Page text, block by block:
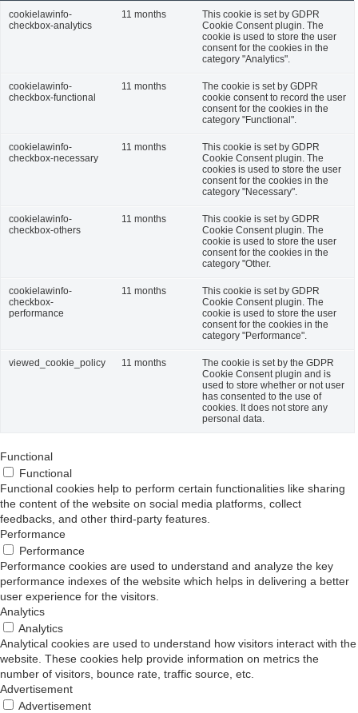
cookielawinfo-
checkbox-analytics
11 months
This cookie is set by GDPR
Cookie Consent plugin. The
cookie is used to store the user
consent for the cookies in the
category "Analytics".
cookielawinfo-
checkbox-functional
11 months
The cookie is set by GDPR
cookie consent to record the user
consent for the cookies in the
category "Functional".
cookielawinfo-
checkbox-necessary
11 months
This cookie is set by GDPR
Cookie Consent plugin. The
cookies is used to store the user
consent for the cookies in the
category "Necessary".
cookielawinfo-
checkbox-others
11 months
This cookie is set by GDPR
Cookie Consent plugin. The
cookie is used to store the user
consent for the cookies in the
category "Other.
cookielawinfo-
checkbox-
performance
11 months
This cookie is set by GDPR
Cookie Consent plugin. The
cookie is used to store the user
consent for the cookies in the
category "Performance".
viewed_cookie_policy 11 months
The cookie is set by the GDPR
Cookie Consent plugin and is
used to store whether or not user
has consented to the use of
cookies. It does not store any
personal data.
Functional
Functional
Functional cookies help to perform certain functionalities like sharing
the content of the website on social media platforms, collect
feedbacks, and other third-party features.
Performance
Performance
Performance cookies are used to understand and analyze the key
performance indexes of the website which helps in delivering a better
user experience for the visitors.
Analytics
Analytics
Analytical cookies are used to understand how visitors interact with the
website. These cookies help provide information on metrics the
number of visitors, bounce rate, traffic source, etc.
Advertisement
Advertisement